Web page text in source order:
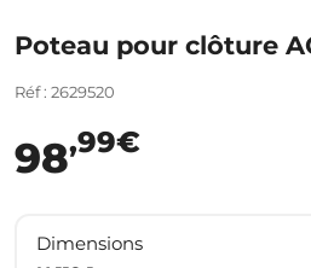
Poteau pour clôture
Réf : 2629520
98,99€
Dimensions